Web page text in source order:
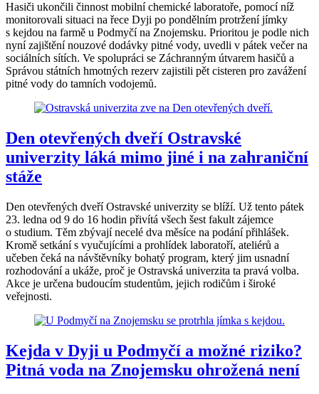
Hasiči ukončili činnost mobilní chemické laboratoře, pomocí níž
monitorovali situaci na řece Dyji po pondělním protržení jímky
s kejdou na farmě u Podmyčí na Znojemsku. Prioritou je podle nich
nyní zajištění nouzové dodávky pitné vody, uvedli v pátek večer na
sociálních sítích. Ve spolupráci se Záchranným útvarem hasičů a
Správou státních hmotných rezerv zajistili pět cisteren pro zavážení
pitné vody do tamních vodojemů.
Den otevřených dveří Ostravské
univerzity láká mimo jiné i na zahraniční
stáže
Den otevřených dveří Ostravské univerzity se blíží. Už tento pátek
23. ledna od 9 do 16 hodin přivítá všech šest fakult zájemce
o studium. Těm zbývají necelé dva měsíce na podání přihlášek.
Kromě setkání s vyučujícími a prohlídek laboratoří, ateliérů a
učeben čeká na návštěvníky bohatý program, který jim usnadní
rozhodování a ukáže, proč je Ostravská univerzita ta pravá volba.
Akce je určena budoucím studentům, jejich rodičům i široké
veřejnosti.
Kejda v Dyji u Podmyčí a možné riziko?
Pitná voda na Znojemsku ohrožená není